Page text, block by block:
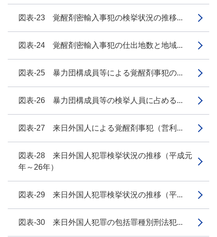
図表-23 覚醒剤密輸入事犯の検挙状況の推移...
図表-24 覚醒剤密輸入事犯の仕出地数と地域...
図表-25 暴力団構成員等による覚醒剤事犯の...
図表-26 暴力団構成員等の検挙人員に占める...
図表-27 来日外国人による覚醒剤事犯（営利...
図表-28 来日外国人犯罪検挙状況の推移（平成元
年～26年）
図表-29 来日外国人犯罪検挙状況の推移（平...
図表-30 来日外国人犯罪の包括罪種別刑法犯...